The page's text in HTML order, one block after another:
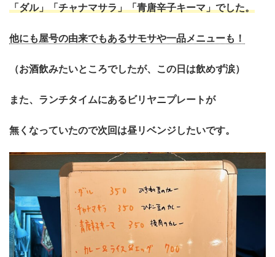
「ダル」「チャナマサラ」「青唐辛子キーマ」でした。
他にも屋号の由来でもあるサモサや一品メニューも！
（お酒飲みたいところでしたが、この日は飲めず涙）
また、ランチタイムにあるビリヤニプレートが
無くなっていたので次回は昼リベンジしたいです。